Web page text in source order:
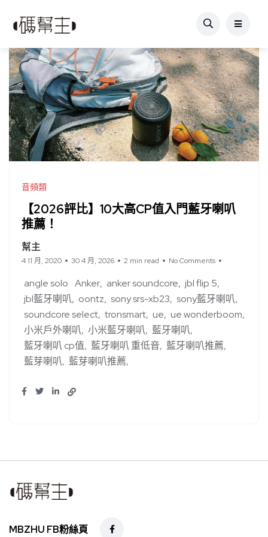
音頻類
【2026評比】10大高CP值入門藍牙喇叭
推薦！
幫主
4 11 月, 2020 30 4 月, 2026 2 min read No Comments
angle solo Anker anker soundcore jbl flip 5
jbl藍牙喇叭
oontz sony srs-xb23 sony藍牙喇叭
soundcore select tronsmart ue ue wonderboom
小米戶外喇叭 小米藍牙喇叭
藍牙喇叭
藍牙喇叭 cp值
藍牙喇叭 重低音
藍牙喇叭推薦
藍芽喇叭
藍芽喇叭推薦
MBZHU FB粉絲頁